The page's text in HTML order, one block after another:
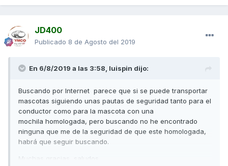
JD400
Publicado 8 de Agosto del 2019
En 6/8/2019 a las 3:58, luispin dijo:
Buscando por Internet parece que si se puede transportar
mascotas siguiendo unas pautas de seguridad tanto para el
conductor como para la mascota con una
mochila homologada, pero buscando no he encontrado
ninguna que me de la seguridad de que este homologada,
habrá que seguir buscando.
Muchas gracias, saludos.